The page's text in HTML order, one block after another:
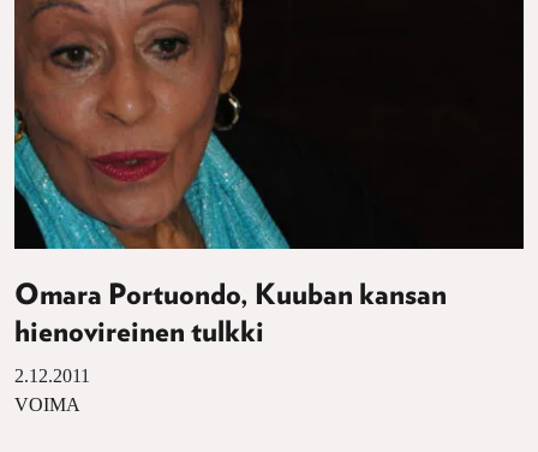
Omara Portuondo, Kuuban kansan
hienovireinen tulkki
2.12.2011
VOIMA